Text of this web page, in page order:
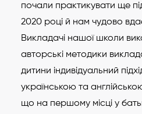
почали практикувати ще
2020 році й нам чудово
Викладачі нашої школи
авторські методики
дитини індивідуальний
українською та
що на першому місці у